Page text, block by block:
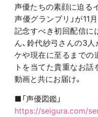
声優たちの素顔に迫る
声優グランプリ」が11
記念すべき初回配信に
ん、鈴代紗弓さんの3
ケや現在に至るまでの
トを当てた貴重なお話
動画と共にお届け。
■「声優図鑑」
https://seigura.com/